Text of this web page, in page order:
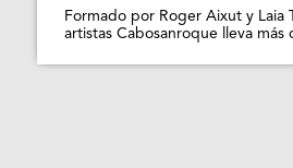
Formado por Roger Aixut y Laia
artistas Cabosanroque lleva más